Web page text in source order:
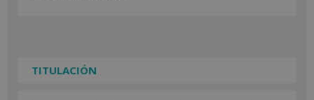
TITULACIÓN